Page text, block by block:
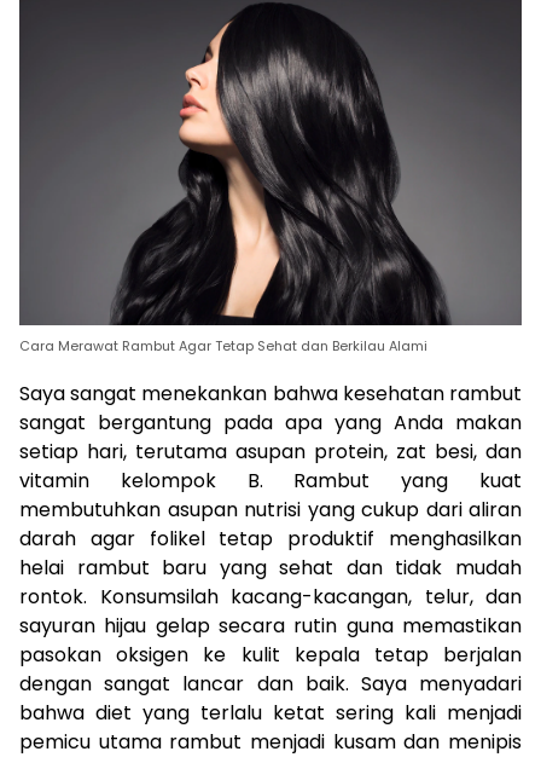
Cara Merawat Rambut Agar Tetap Sehat dan Berkilau Alami
Saya sangat menekankan bahwa kesehatan rambut
sangat bergantung pada apa yang Anda makan
setiap hari, terutama asupan protein, zat besi, dan
vitamin kelompok B. Rambut yang kuat
membutuhkan asupan nutrisi yang cukup dari aliran
darah agar folikel tetap produktif menghasilkan
helai rambut baru yang sehat dan tidak mudah
rontok. Konsumsilah kacang-kacangan, telur, dan
sayuran hijau gelap secara rutin guna memastikan
pasokan oksigen ke kulit kepala tetap berjalan
dengan sangat lancar dan baik. Saya menyadari
bahwa diet yang terlalu ketat sering kali menjadi
pemicu utama rambut menjadi kusam dan menipis